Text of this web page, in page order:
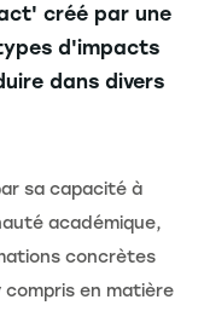
créé par une
d'impacts
dans divers
sa capacité à
académique,
concrètes
en matière